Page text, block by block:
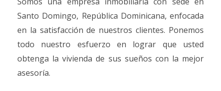
Santo Domingo, República Dominicana, enfocada
en la satisfacción de nuestros clientes. Ponemos
todo nuestro esfuerzo en lograr que usted
obtenga la vivienda de sus sueños con la mejor
asesoría.